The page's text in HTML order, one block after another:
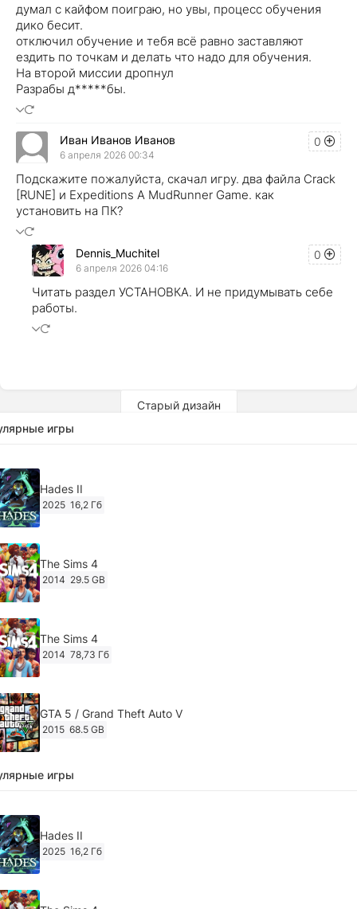
думал с кайфом поиграю, но увы, процесс обучения
дико бесит.
отключил обучение и тебя всё равно заставляют
ездить по точкам и делать что надо для обучения.
На второй миссии дропнул
Разрабы д*****бы.
0
Иван Иванов Иванов
6 апреля 2026 00:34
Подскажите пожалуйста, скачал игру. два файла Crack
[RUNE] и Expeditions A MudRunner Game. как
установить на ПК?
0
Dennis_Muchitel
6 апреля 2026 04:16
Читать раздел УСТАНОВКА. И не придумывать себе
работы.
Старый дизайн
игры
Hades II
2025 16,2 Гб
The Sims 4
2014 29.5 GB
The Sims 4
2014 78,73 Гб
GTA 5 / Grand Theft Auto V
2015 68.5 GB
Ghost of Tsushima: Director's Cut v.1053.8.1023.1614
игры
Hades II
2025 16,2 Гб